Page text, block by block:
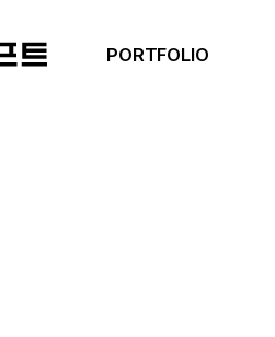
PORTFOLIO